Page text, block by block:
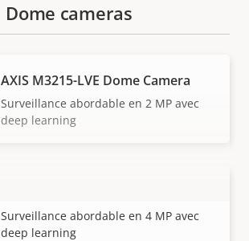
VOIR PLUS
Dome cameras
AXIS M3215-LVE Dome Camera
Surveillance abordable en 2 MP avec
deep learning
Surveillance abordable en 4 MP avec
deep learning